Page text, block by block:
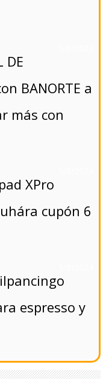
DE
BANORTE a
más con
XPro
cupón 6
espresso y